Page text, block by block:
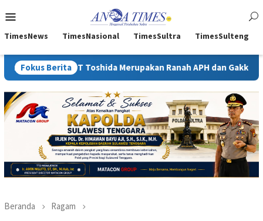
ke
Mobile
TimesNews TimesNasional TimesSultra TimesSulteng
Fokus Berita
Merupakan Ranah APH dan Gakkum ESDM Kejati
Beranda Ragam